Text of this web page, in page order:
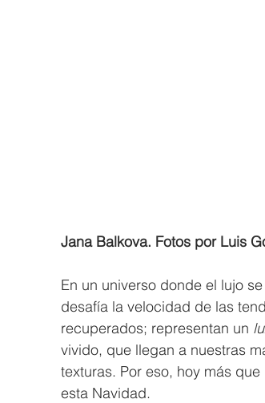
Jana Balkova. Fotos por Luis
En un universo donde el lujo
desafía la velocidad de las
recuperados; representan un
vivido, que llegan a nuestras
texturas. Por eso, hoy más
esta Navidad.